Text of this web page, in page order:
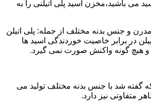
می باشید،مخزن اسید پلی اتیلنی را به
و جنس بدنه مختلف از جمله: پلی اتیلن
در برابر خاصیت خوردندگی اسید ها
و هیچ گونه واکنش صورت نمی گیرد.
گفته شد با جنس بدنه مختلف تولید می
متفاوتی نیز دارد.